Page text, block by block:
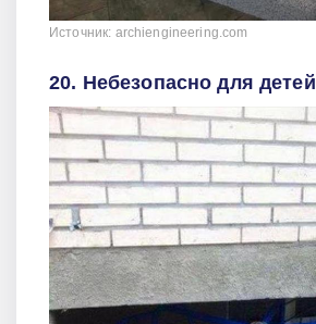
Источник: archiengineering.com
20. Небезопасно для детей